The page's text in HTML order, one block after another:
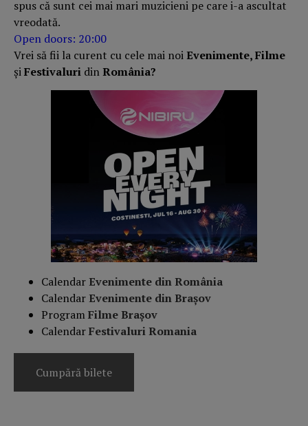
spus că sunt cei mai mari muzicieni pe care i-a ascultat
vreodată.
Open doors: 20:00
Vrei să fii la curent cu cele mai noiEvenimente, Filme
șiFestivaluri dinRomânia?
Calendar Evenimente din România
Calendar Evenimente din Braşov
ProgramFilme Brașov
CalendarFestivaluri Romania
Cumpără bilete